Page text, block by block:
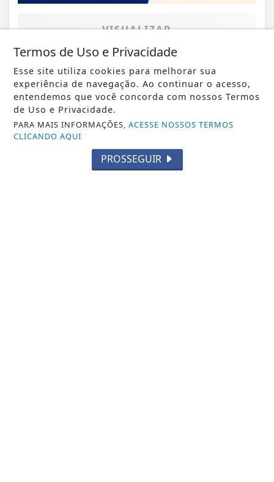
VISUALIZAR
06 DE AGO
CIDADE
Prefeitura inicia construção do Centro
Esportivo Comunitário e busca em...
Termos de Uso e Privacidade
Esse site utiliza cookies para melhorar sua
experiência de navegação. Ao continuar o acesso,
entendemos que você concorda com nossos Termos
de Uso e Privacidade.
PARA MAIS INFORMAÇÕES,ACESSE NOSSOS TERMOS
CLICANDO AQUI
PROSSEGUIR